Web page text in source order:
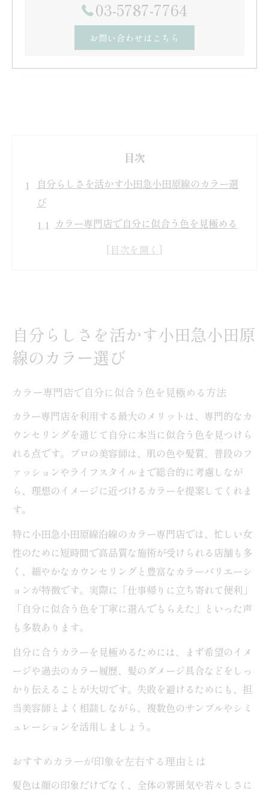
03-5787-7764
お問い合わせはこちら
目次
自分らしさを活かす小田急小田原線のカラー選
び
カラー専門店で自分に似合う色を見極める
カラー専門店ならではのカウンセリング体
験
自分らしさを引き出す最新カラー提案の魅
カラー専門店が叶える若々しい髪色の秘密
小田急小田原線で評判のヘアカラー技術に
ント
カラー専門店が提案する自然な仕上がりの
秘訣
自然な美しさ叶えるカラー専門店の活用法
カラー専門店で叶う自然な髪色の作り方
おすすめカラーでナチュラルな美しさを実
現
小田急小田原線エリアのカラー施術特徴を
比較
専門店の技術で髪のダメージを最小限に
ト
白髪カバーとダメージ対策を両立するコツ
自分らしさを活かす小田急小田原
線のカラー選び
カラー専門店で自分に似合う色を見極める方法
カラー専門店を利用する最大のメリットは、専門的なカ
ウンセリングを通じて自分に本当に似合う色を見つけら
れる点です。プロの美容師は、肌の色や髪質、普段のフ
ァッションやライフスタイルまで総合的に考慮しなが
ら、理想のイメージに近づけるカラーを提案してくれま
す。
特に小田急小田原線沿線のカラー専門店では、忙しい女
性のために短時間で高品質な施術が受けられる店舗も多
く、細やかなカウンセリングと豊富なカラーバリエーシ
ョンが特徴です。実際に「仕事帰りに立ち寄れて便利」
「自分に似合う色を丁寧に選んでもらえた」といった声
も多数あります。
自分に合うカラーを見極めるためには、まず希望のイメ
ージや過去のカラー履歴、髪のダメージ具合などをしっ
かり伝えることが大切です。失敗を避けるためにも、担
当美容師とよく相談しながら、複数色のサンプルやシミ
ュレーションを活用しましょう。
おすすめカラーが印象を左右する理由とは
髪色は顔の印象だけでなく、全体の雰囲気や若々しさに